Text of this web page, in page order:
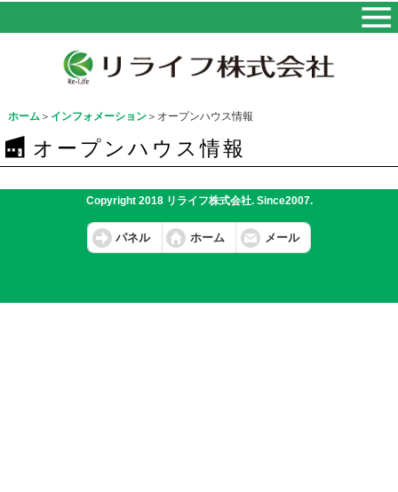
ホーム＞ インフォメーション＞オープンハウス情報
オープンハウス情報
Copyright 2018 リライフ株式会社. Since2007.
パネル ホーム メール